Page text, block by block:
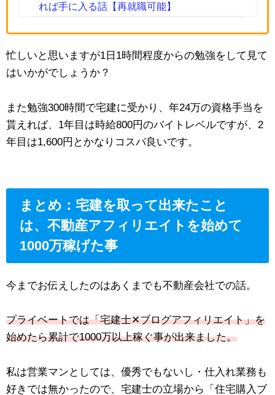
れば手に入る話【再就職可能】
忙しいと思いますが1日1時間程度からの勉強をして見て
はいかがでしょうか？
また勉強300時間で宅建に受かり、年24万の資格手当を
貰えれば、1年目は時給800円のバイトレベルですが、2
年目は1,600円とかなりコスパ良いです。
まとめ：宅建を取って出来たこと
は、不動産アフィリエイトを始めて
1000万稼げた事
今までお伝えしたのはあくまでも不動産会社での話。
プライベートでは「宅建士✕ブログアフィリエイト」を
始めたら累計で1000万以上稼ぐ事が出来ました。
私は営業マンとしては、優秀でもないし・仕入れ業務も
好きでは無かったので、宅建士の立場から「住宅購入ブ